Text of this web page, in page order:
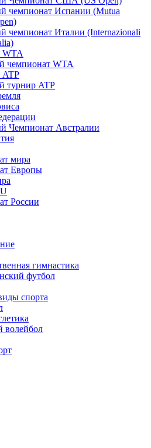
чемпионат Испании (Mutua
чемпионат Италии (Internazionali
чемпионат WTA
турнир ATP
Чемпионат Австралии
мира
Европы
России
гимнастика
футбол
спорта